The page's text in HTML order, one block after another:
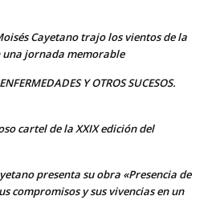
Cayetano trajo los vientos de la
jornada memorable
Y OTROS SUCESOS.
cartel de la XXIX edición del
presenta su obra «Presencia de
compromisos y sus vivencias en un